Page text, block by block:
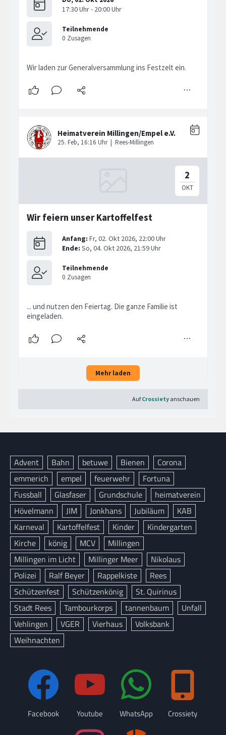
Advent Bahn betuwe Bienen
Corona
emmerich
empel feuerwehr
Fortuna
Fussball
Glasfaser Grundschule
heimatverein
Hövelmann
JIM Jonkhans Jubiläum
KAB
Karneval
Kartoffelfest Kinder
Kindergarten
Kirche
könig MCV
Millingen
Millingen im Licht
Millinger Meer
Nikolaus
Polizei
Ralf Beyer Rappelkiste
Rees
Schützenfest
Schützenkönig
St. Quirinus
Stadt Rees
Tambourkorps tannenbaum
Unfall
Vehlingen
VGER Vierhaus
Volksbank
Weihnachten
Facebook Youtube WhatsApp Crossiety